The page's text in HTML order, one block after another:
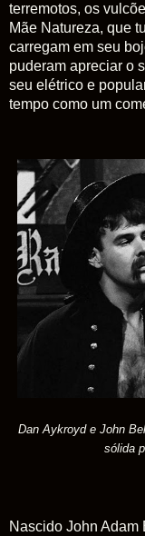
terremotos, os
Mãe Natureza, que
carregam em seu
puderam apreciar o
seu elétrico e
tempo como um
Dan Aykroyd e John
sólida
Nascido John Adam